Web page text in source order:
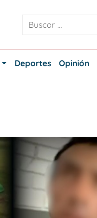
Deportes Opinión